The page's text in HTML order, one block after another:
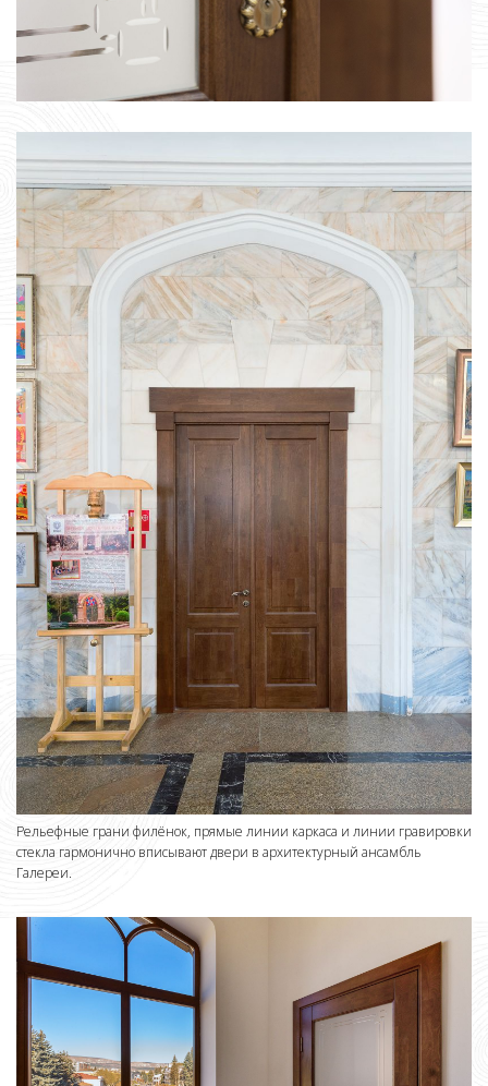
Рельефные грани филёнок, прямые линии каркаса и линии гравировки
стекла гармонично вписывают двери в архитектурный ансамбль
Галереи.